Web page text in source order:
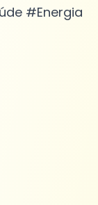
#Energia